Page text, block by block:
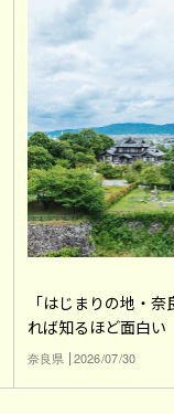
「はじまりの地・奈
れば知るほど面白い
奈良県 2026/07/30